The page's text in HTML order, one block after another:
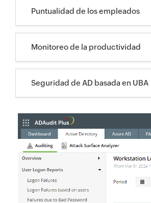
Puntualidad de los empleados
Monitoreo de la productividad
Seguridad de AD basada en UBA